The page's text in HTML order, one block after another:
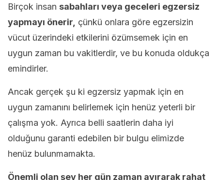
Birçok insan sabahları veya geceleri egzersiz
yapmayı önerir, çünkü onlara göre egzersizin
vücut üzerindeki etkilerini özümsemek için en
uygun zaman bu vakitlerdir, ve bu konuda oldukça
emindirler.
Ancak gerçek şu ki egzersiz yapmak için en
uygun zamanını belirlemek için henüz yeterli bir
çalışma yok. Ayrıca belli saatlerin daha iyi
olduğunu garanti edebilen bir bulgu elimizde
henüz bulunmamakta.
Önemli olan şey her gün zaman ayırarak rahat